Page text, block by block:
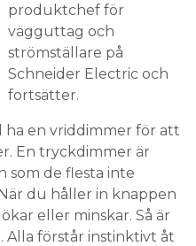
produktchef för
vägguttag och
strömställare på
Schneider Electric och
fortsätter.
ha en vriddimmer för att
En tryckdimmer är
som de flesta inte
du håller in knappen
eller minskar. Så är
förstår instinktivt åt